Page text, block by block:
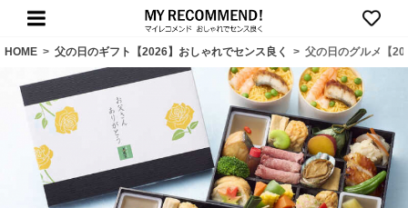
HOME > 父の日のギフト【2026】おしゃれでセンス良く > 父の日のグルメ【